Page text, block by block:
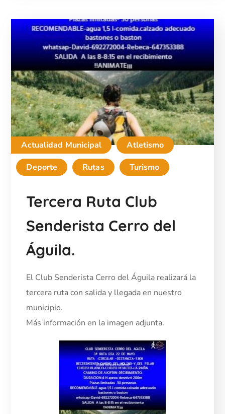
Actualidad Municipal
Atletismo
Deporte
Rutas Turismo
Tercera Ruta Club
Senderista Cerro del
Águila.
El Club Senderista Cerro del Águila realizará la
tercera ruta con salida y llegada en nuestro
municipio.
Más información en la imagen adjunta.